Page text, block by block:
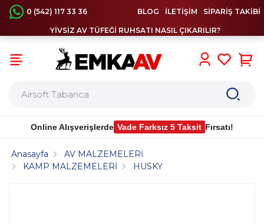
0 (542) 117 33 36 BLOG İLETİŞİM SİPARİŞ TAKİBİ
YİVSİZ AV TÜFEĞİ RUHSATI NASIL ÇIKARILIR?
Online Alışverişlerde Vade Farksız 5 Taksit Fırsatı!
Anasayfa
AV MALZEMELERİ
KAMP MALZEMELERİ
HUSKY